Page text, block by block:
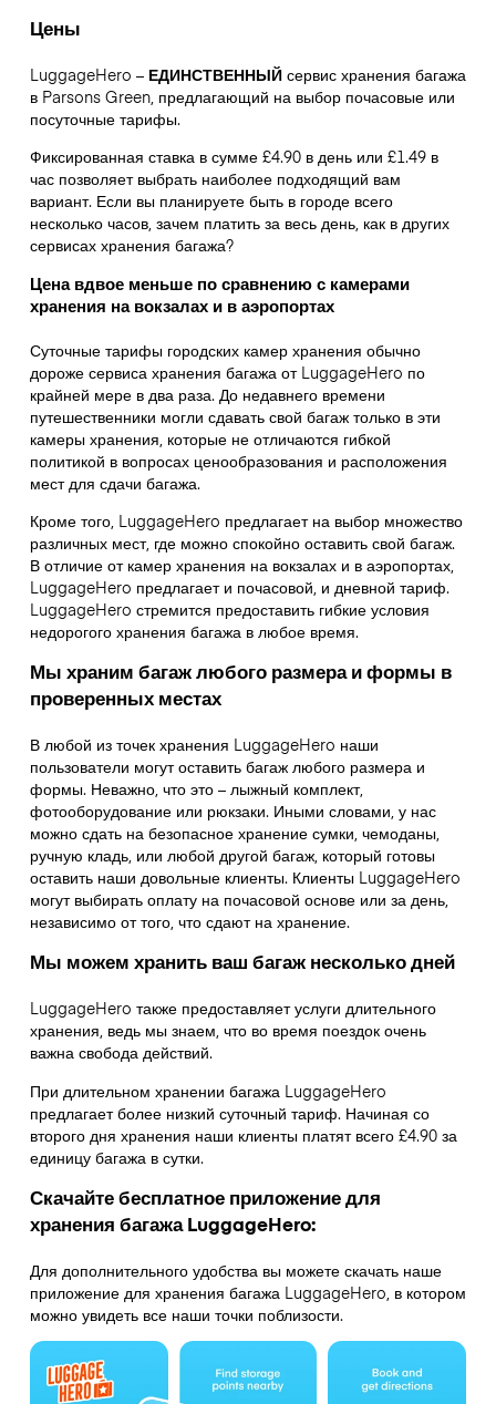
Цены
LuggageHero – ЕДИНСТВЕННЫЙсервис хранения багажа
в Parsons Green, предлагающий на выбор почасовые или
посуточные тарифы.
Фиксированная ставка в сумме £4.90 в день или £1.49 в
час позволяет выбрать наиболее подходящий вам
вариант. Если вы планируете быть в городе всего
несколько часов, зачем платить за весь день, как в других
сервисах хранения багажа?
Цена вдвое меньше по сравнению с камерами
хранения на вокзалах и в аэропортах
Суточные тарифы городских камер хранения обычно
дороже сервиса хранения багажа от LuggageHero по
крайней мере в два раза. До недавнего времени
путешественники могли сдавать свой багаж только в эти
камеры хранения, которые не отличаются гибкой
политикой в вопросах ценообразования и расположения
мест для сдачи багажа.
Кроме того, LuggageHero предлагает на выбор множество
различных мест, где можно спокойно оставить свой багаж.
В отличие от камер хранения на вокзалах и в аэропортах,
LuggageHero предлагает и почасовой, и дневной тариф.
LuggageHero стремится предоставить гибкие условия
недорогого хранения багажа в любое время.
Мы храним багаж любого размера и формы в
проверенных местах
В любой из точек хранения LuggageHero наши
пользователи могут оставить багаж любого размера и
формы. Неважно, что это – лыжный комплект,
фотооборудование или рюкзаки. Иными словами, у нас
можно сдать на безопасное хранение сумки, чемоданы,
ручную кладь, или любой другой багаж, который готовы
оставить наши довольные клиенты. Клиенты LuggageHero
могут выбирать оплату на почасовой основе или за день,
независимо от того, что сдают на хранение.
Мы можем хранить ваш багаж несколько дней
LuggageHero также предоставляет услуги длительного
хранения, ведь мы знаем, что во время поездок очень
важна свобода действий.
При длительном хранении багажа LuggageHero
предлагает более низкий суточный тариф. Начиная со
второго дня хранения наши клиенты платят всего £4.90 за
единицу багажа в сутки.
Скачайте бесплатное приложение для
хранения багажа LuggageHero:
Для дополнительного удобства вы можете скачать наше
приложение для хранения багажа LuggageHero, в котором
можно увидеть все наши точки поблизости.